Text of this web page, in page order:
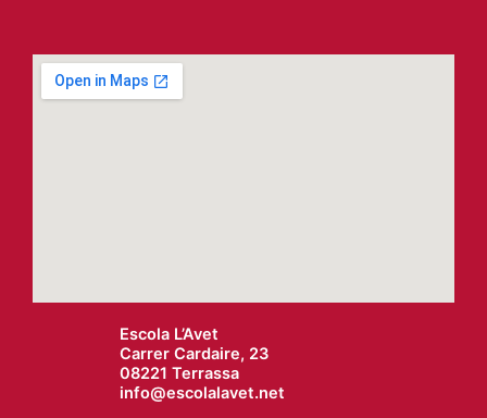
Escola L’Avet
Carrer Cardaire, 23
08221 Terrassa
info@escolalavet.net